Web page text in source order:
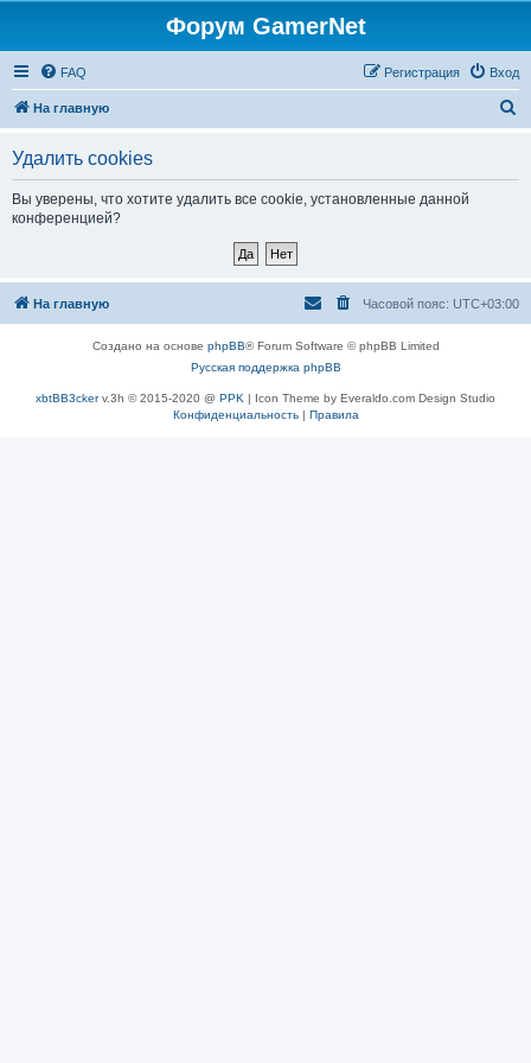
Форум GamerNet
FAQ Вход
Регистрация
На главную
Удалить cookies
Вы уверены, что хотите удалить все cookie, установленные данной
конференцией?
На главную Часовой пояс: UTC+03:00
Создано на основе phpBB® Forum Software © phpBB Limited
Русская поддержка phpBB
xbtBB3ckerv.3h © 2015-2020 @ PPK | Icon Theme by Everaldo.com Design Studio
Конфиденциальность| Правила